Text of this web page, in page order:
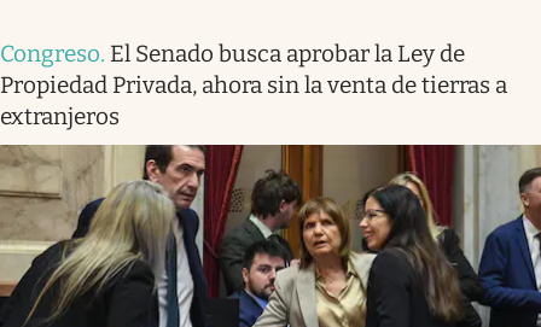
Congreso. El Senado busca aprobar la Ley de
Propiedad Privada, ahora sin la venta de tierras a
extranjeros